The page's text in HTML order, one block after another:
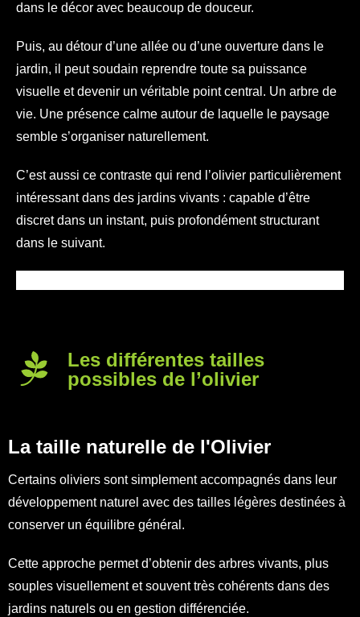
dans le décor avec beaucoup de douceur.
Puis, au détour d’une allée ou d’une ouverture dans le
jardin, il peut soudain reprendre toute sa puissance
visuelle et devenir un véritable point central. Un arbre de
vie. Une présence calme autour de laquelle le paysage
semble s’organiser naturellement.
C’est aussi ce contraste qui rend l’olivier particulièrement
intéressant dans des jardins vivants : capable d’être
discret dans un instant, puis profondément structurant
dans le suivant.
Les différentes tailles
possibles de l’olivier
La taille naturelle de l'Olivier
Certains oliviers sont simplement accompagnés dans leur
développement naturel avec des tailles légères destinées à
conserver un équilibre général.
Cette approche permet d’obtenir des arbres vivants, plus
souples visuellement et souvent très cohérents dans des
jardins naturels ou en gestion différenciée.